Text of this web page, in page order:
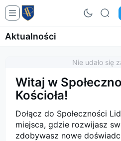
Aktualności
Nie udało się
Witaj w
Kościoła!
Dołącz do Społeczności
miejsca, gdzie rozwijasz
zdobywasz nowe